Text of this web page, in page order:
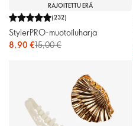
RAJOITETTU ERÄ
(232)
StylerPRO-muotoiluharja
8,90 €15,00 €